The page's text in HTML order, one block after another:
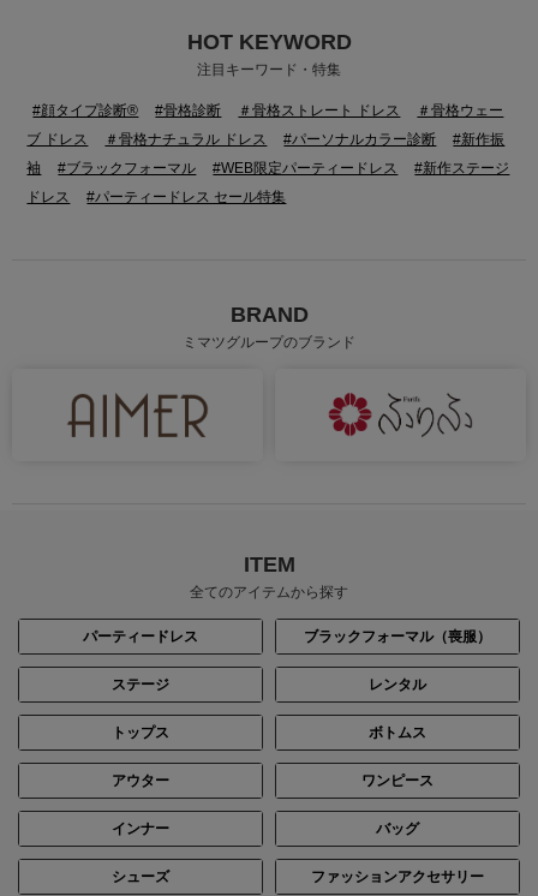
身長：165cm
HOT KEYWORD
注目キーワード・特集
#顔タイプ診断® #骨格診断 ＃骨格ストレート ドレス
＃骨格ウェー
ブ ドレス
＃骨格ナチュラル ドレス #パーソナルカラー診断
#新作振
袖
#ブラックフォーマル #WEB限定パーティードレス
#新作ステージ
ドレス
#パーティードレス セール特集
BRAND
ミマツグループのブランド
ITEM
全てのアイテムから探す
パーティードレス ブラックフォーマル（喪服）
ステージ レンタル
トップス ボトムス
アウター ワンピース
インナー バッグ
シューズ ファッションアクセサリー